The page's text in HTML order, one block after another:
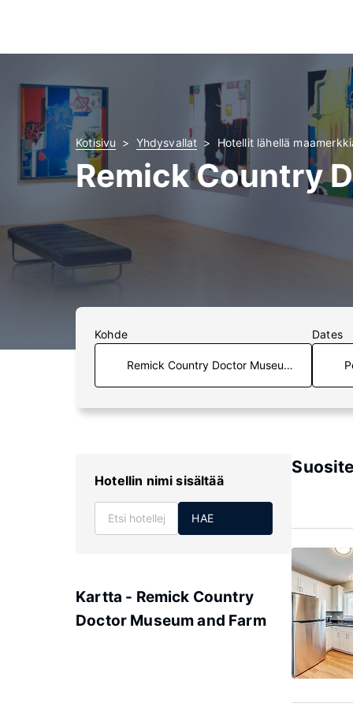
Kotisivu Yhdysvallat Hotellit lähellä
Remick Country
Kohde Dates
Hotellin nimi sisältää
HAE
Kartta - Remick Country
Doctor Museum and Farm